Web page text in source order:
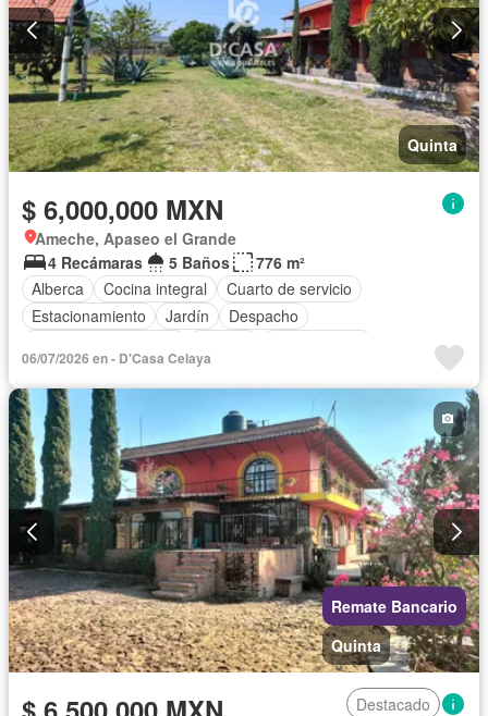
Quinta
$ 6,000,000 MXN
Ameche, Apaseo el Grande
4 Recámaras
5 Baños
776 m²
Alberca
Cocina integral
Cuarto de servicio
Estacionamiento
Jardín
Despacho
06/07/2026 en - D'Casa Celaya
Remate Bancario
Quinta
Destacado